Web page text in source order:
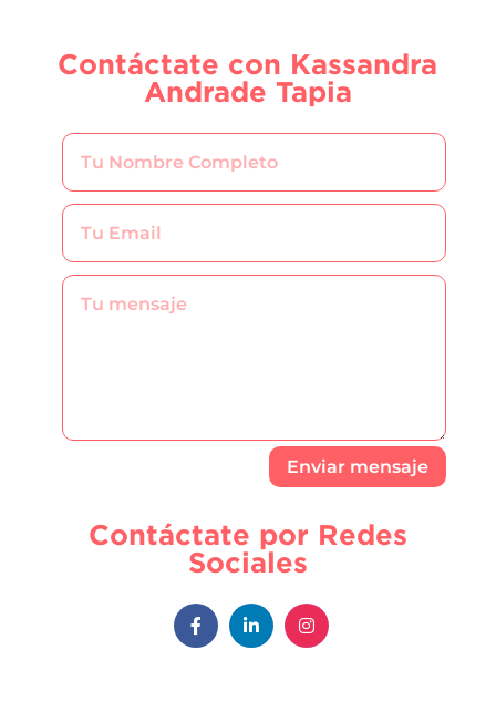
Contáctate con Kassandra
Andrade Tapia
Enviar mensaje
Contáctate por Redes
Sociales